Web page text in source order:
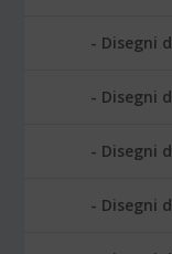
Disegni
Disegni
Disegni
Disegni